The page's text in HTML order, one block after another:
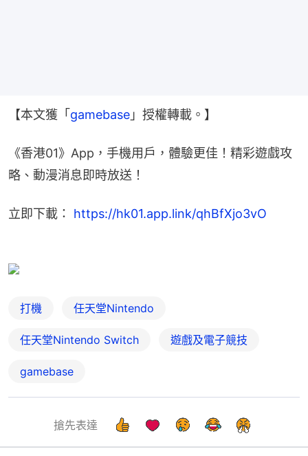
【本文獲「gamebase 」授權轉載。】
《香港01》App，手機用戶，體驗更佳！精彩遊戲攻
略、動漫消息即時放送！
立即下載： https://hk01.app.link/qhBfXjo3vO
打機 任天堂Nintendo
任天堂Nintendo Switch 遊戲及電子競技
gamebase
搶先表達